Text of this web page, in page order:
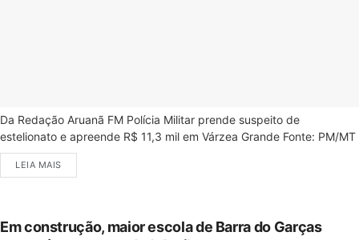
Da Redação Aruanã FM Polícia Militar prende suspeito de
estelionato e apreende R$ 11,3 mil em Várzea Grande Fonte: PM/MT
LEIA MAIS
Em construção, maior escola de Barra do Garças